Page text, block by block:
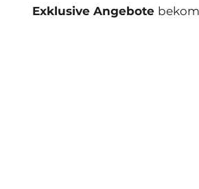
Exklusive Angebote